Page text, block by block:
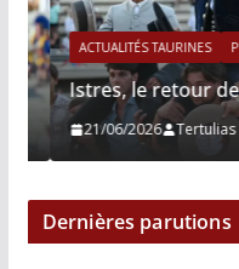
ACTUALITÉS TAURINES
Istres, le retour de
21/06/2026 Tertulias
Dernières parutions